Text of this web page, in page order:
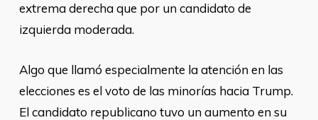
extrema derecha que por un candidato de
izquierda moderada.
Algo que llamó especialmente la atención en las
elecciones es el voto de las minorías hacia Trump.
El candidato republicano tuvo un aumento en su